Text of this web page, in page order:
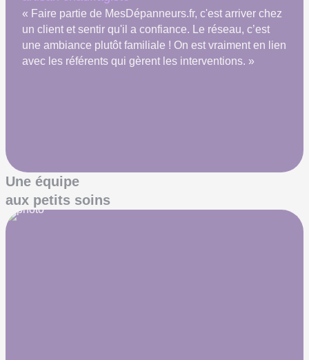
« Faire partie de MesDépanneurs.fr, c'est arriver chez
un client et sentir qu'il a confiance. Le réseau, c’est
une ambiance plutôt familiale ! On est vraiment en lien
avec les référents qui gèrent les interventions. »
Une équipe
aux petits soins